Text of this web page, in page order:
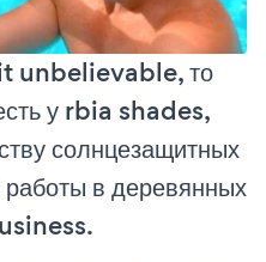
unbelievable, то
у rbia shades,
солнцезащитных
в деревянных